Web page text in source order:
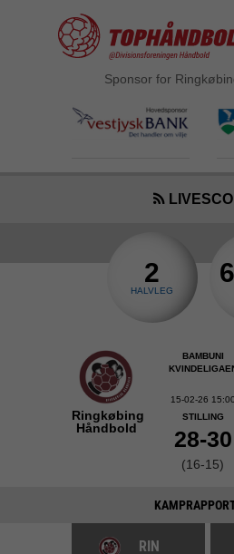
Sponsor for
2
HALVLEG
Ringkøbing
Håndbold
BAMBUNI
15-02-26 15:00
STILLING
28-30
(16-15)
RIN